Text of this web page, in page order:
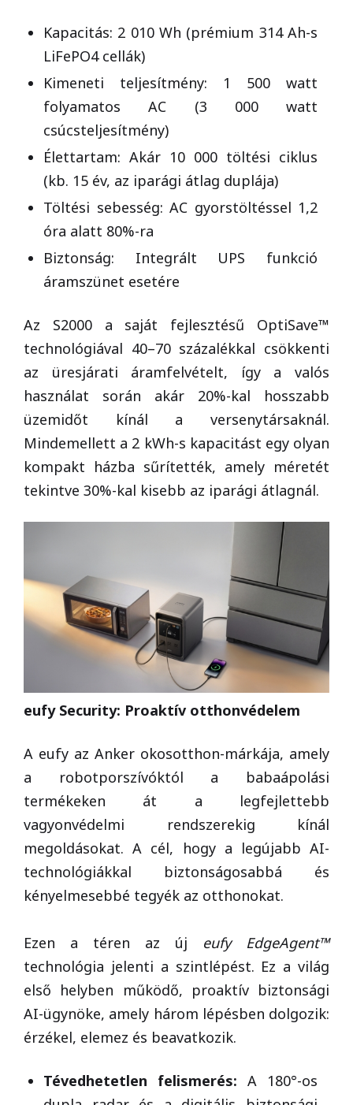
Kapacitás: 2 010 Wh (prémium 314 Ah-s
LiFePO4 cellák)
Kimeneti teljesítmény: 1 500 watt
folyamatos AC (3 000 watt
csúcsteljesítmény)
Élettartam: Akár 10 000 töltési ciklus
(kb. 15 év, az iparági átlag duplája)
Töltési sebesség: AC gyorstöltéssel 1,2
óra alatt 80%-ra
Biztonság: Integrált UPS funkció
áramszünet esetére
Az S2000 a saját fejlesztésű OptiSave™
technológiával 40–70 százalékkal csökkenti
az üresjárati áramfelvételt, így a valós
használat során akár 20%-kal hosszabb
üzemidőt kínál a versenytársaknál.
Mindemellett a 2 kWh-s kapacitást egy olyan
kompakt házba sűrítették, amely méretét
tekintve 30%-kal kisebb az iparági átlagnál.
eufy Security: Proaktív otthonvédelem
A eufy az Anker okosotthon-márkája, amely
a robotporszívóktól a babaápolási
termékeken át a legfejlettebb
vagyonvédelmi rendszerekig kínál
megoldásokat. A cél, hogy a legújabb AI-
technológiákkal biztonságosabbá és
kényelmesebbé tegyék az otthonokat.
Ezen a téren az új eufy EdgeAgent™
technológia jelenti a szintlépést. Ez a világ
első helyben működő, proaktív biztonsági
AI-ügynöke, amely három lépésben dolgozik:
érzékel, elemez és beavatkozik.
Tévedhetetlen felismerés: A 180°-os